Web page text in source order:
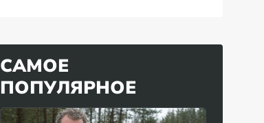
САМОЕ
ПОПУЛЯРНОЕ